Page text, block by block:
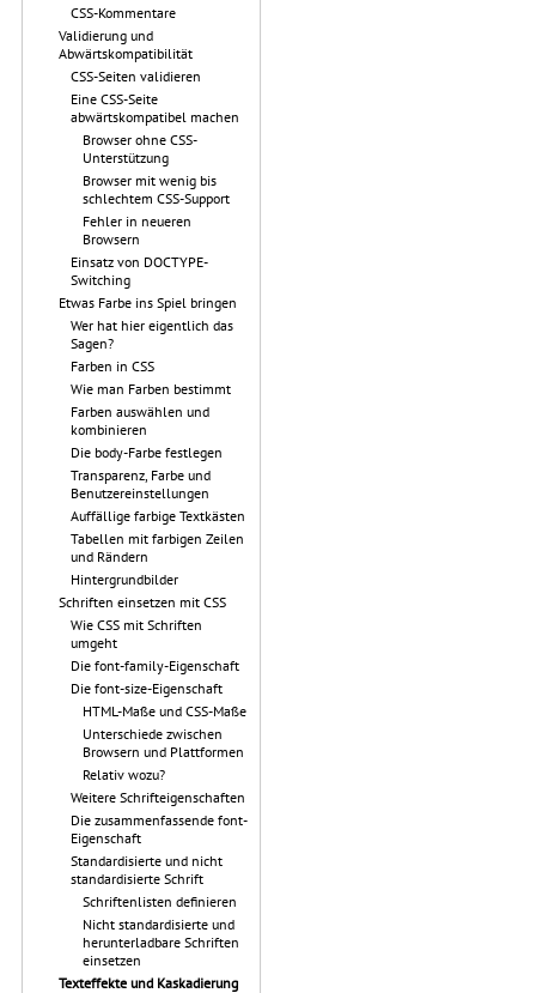
CSS-Kommentare
Validierung und
Abwärtskompatibilität
CSS-Seiten validieren
Eine CSS-Seite
abwärtskompatibel machen
Browser ohne CSS-
Unterstützung
Browser mit wenig bis
schlechtem CSS-Support
Fehler in neueren
Browsern
Einsatz von DOCTYPE-
Switching
Etwas Farbe ins Spiel bringen
Wer hat hier eigentlich das
Sagen?
Farben in CSS
Wie man Farben bestimmt
Farben auswählen und
kombinieren
Die body-Farbe festlegen
Transparenz, Farbe und
Benutzereinstellungen
Auffällige farbige Textkästen
Tabellen mit farbigen Zeilen
und Rändern
Hintergrundbilder
Schriften einsetzen mit CSS
Wie CSS mit Schriften
umgeht
Die font-family-Eigenschaft
Die font-size-Eigenschaft
HTML-Maße und CSS-Maße
Unterschiede zwischen
Browsern und Plattformen
Relativ wozu?
Weitere Schrifteigenschaften
Die zusammenfassende font-
Eigenschaft
Standardisierte und nicht
standardisierte Schrift
Schriftenlisten definieren
Nicht standardisierte und
herunterladbare Schriften
einsetzen
Texteffekte und Kaskadierung